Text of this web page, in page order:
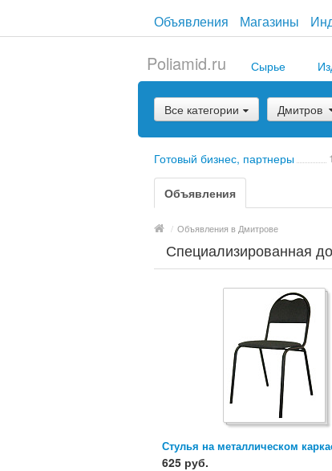
Объявления Магазины
Poliamid.ru Сырье
Все категории Дмитров
Готовый бизнес, партнеры 1
Объявления
/ Объявления в Дмитрове
Специализированная
Стулья на металлическом
ИЗО, стулья для персонала
625 руб.